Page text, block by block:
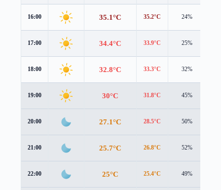
16:00 35.1°C 35.2°C 24%
17:00 34.4°C 33.9°C 25%
18:00 32.8°C 33.3°C 32%
19:00 30°C 31.8°C 45%
20:00 27.1°C 28.5°C 50%
21:00 25.7°C 26.8°C 52%
22:00 25°C 25.4°C 49%